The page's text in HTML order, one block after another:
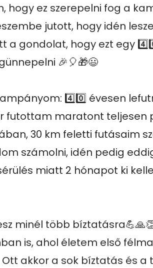
hogy ez szerepelni fog a
jutott, hogy idén
a gondolat, hogy ezt egy
🎉🎈🎁😃
4️⃣0️⃣ évesen
futottam maratont teljesen
30 km feletti futásaim
számolni, idén pedig
miatt 2 hónapot ki
minél több
is, ahol életem első
akkor a sok bíztatás és a